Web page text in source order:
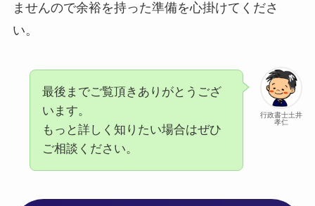
ませんので余裕を持った準備を心掛けてくださ
い。
行政書士土井
孝仁
最後までご覧頂きありがとうござ
います。
もっと詳しく知りたい場合はぜひ
ご相談ください。